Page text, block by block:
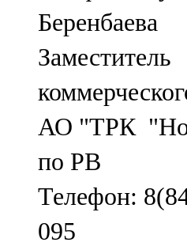
Беренбаева
Заместитель
АО "ТРК
по РВ
Телефон:
095